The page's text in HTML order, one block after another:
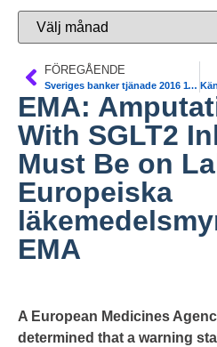
FÖREGÅENDE
Sveriges banker tjänade 2016 115 miljarder, 0,5 miljard per dag, 2 miljoner i minuten
EMA:
With SGLT2
Must Be on
Europeiska
EMA
A European Medicines
determined that a warning